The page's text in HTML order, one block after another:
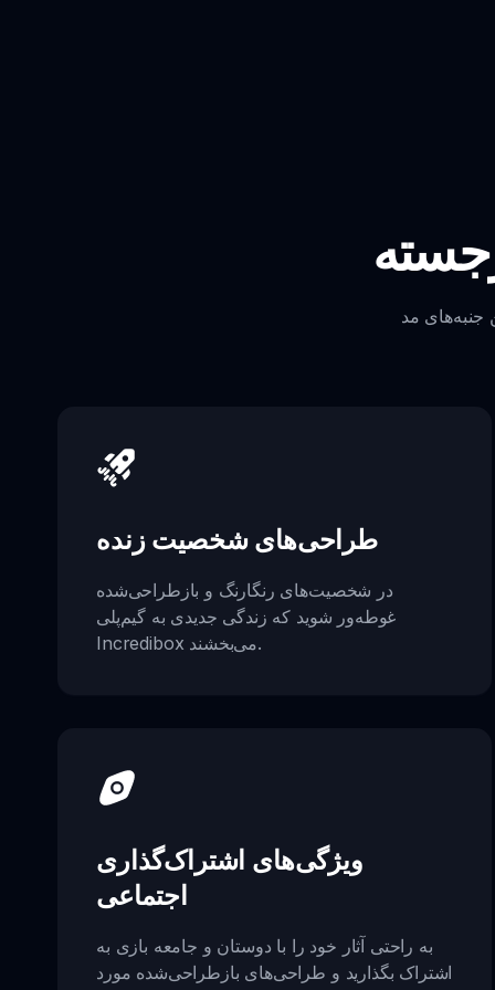
طراحی‌های شخصیت زنده
در شخصیت‌های رنگارنگ و بازطراحی‌شده
غوطه‌ور شوید که زندگی جدیدی به گیم‌پلی
Incredibox می‌بخشند.
ویژگی‌های اشتراک‌گذاری
اجتماعی
به راحتی آثار خود را با دوستان و جامعه بازی به
اشتراک بگذارید و طراحی‌های بازطراحی‌شده مورد